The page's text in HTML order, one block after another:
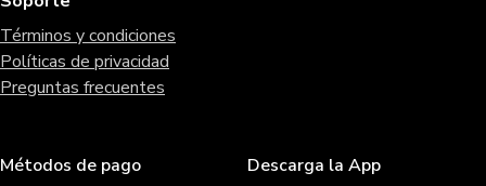
Términos y condiciones
Políticas de privacidad
Preguntas frecuentes
Métodos de pago Descarga la App